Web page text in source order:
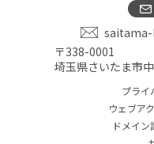
〒338-0001
埼玉県さいたま市
プライ
ウェブア
ドメイ